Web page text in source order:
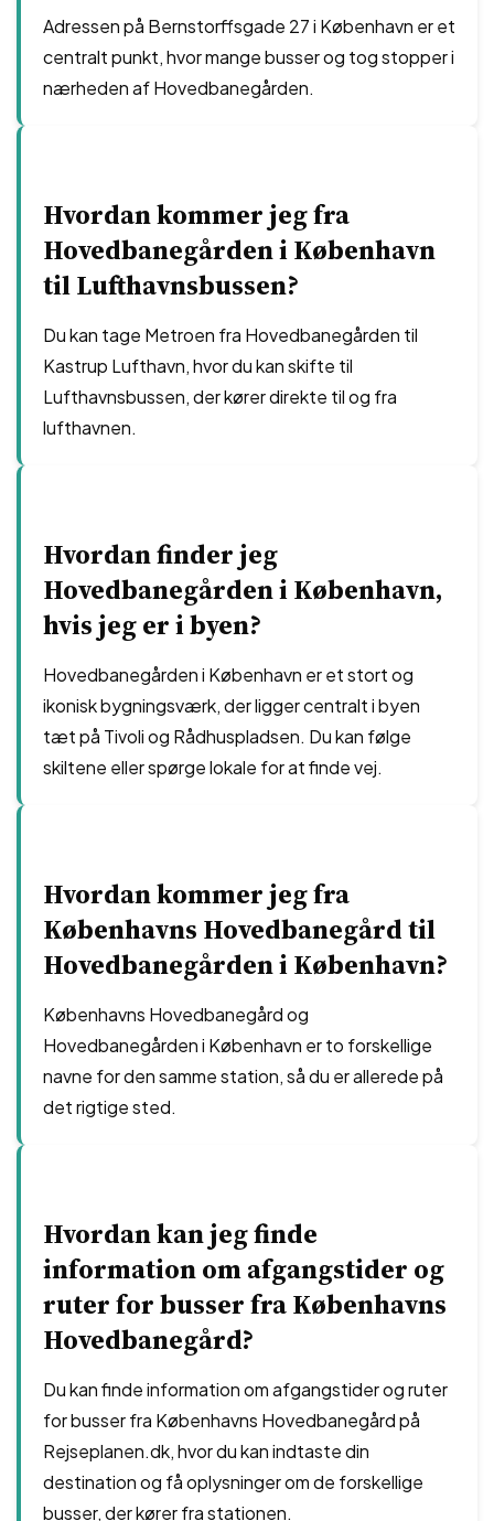
Adressen på Bernstorffsgade 27 i København er et
centralt punkt, hvor mange busser og tog stopper i
nærheden af Hovedbanegården.
Hvordan kommer jeg fra
Hovedbanegården i København
til Lufthavnsbussen?
Du kan tage Metroen fra Hovedbanegården til
Kastrup Lufthavn, hvor du kan skifte til
Lufthavnsbussen, der kører direkte til og fra
lufthavnen.
Hvordan finder jeg
Hovedbanegården i København,
hvis jeg er i byen?
Hovedbanegården i København er et stort og
ikonisk bygningsværk, der ligger centralt i byen
tæt på Tivoli og Rådhuspladsen. Du kan følge
skiltene eller spørge lokale for at finde vej.
Hvordan kommer jeg fra
Københavns Hovedbanegård til
Hovedbanegården i København?
Københavns Hovedbanegård og
Hovedbanegården i København er to forskellige
navne for den samme station, så du er allerede på
det rigtige sted.
Hvordan kan jeg finde
information om afgangstider og
ruter for busser fra Københavns
Hovedbanegård?
Du kan finde information om afgangstider og ruter
for busser fra Københavns Hovedbanegård på
Rejseplanen.dk, hvor du kan indtaste din
destination og få oplysninger om de forskellige
busser, der kører fra stationen.